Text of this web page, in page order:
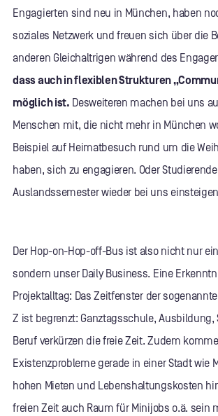
Engagierten sind neu in München, haben
soziales Netzwerk und freuen sich über die
anderen Gleichaltrigen während des
dass auch in flexiblen Strukturen
möglich ist. Desweiteren machen bei uns
Menschen mit, die nicht mehr in München
Beispiel auf Heimatbesuch rund um die
haben, sich zu engagieren. Oder
Auslandssemester wieder bei uns
Der Hop-on-Hop-off-Bus ist also nicht nur
sondern unser Daily Business. Eine
Projektalltag: Das Zeitfenster der
Z ist begrenzt: Ganztagsschule, Ausbildung,
Beruf verkürzen die freie Zeit. Zudem
Existenzprobleme gerade in einer Stadt wie
hohen Mieten und Lebenshaltungskosten
freien Zeit auch Raum für Minijobs o.ä. sein